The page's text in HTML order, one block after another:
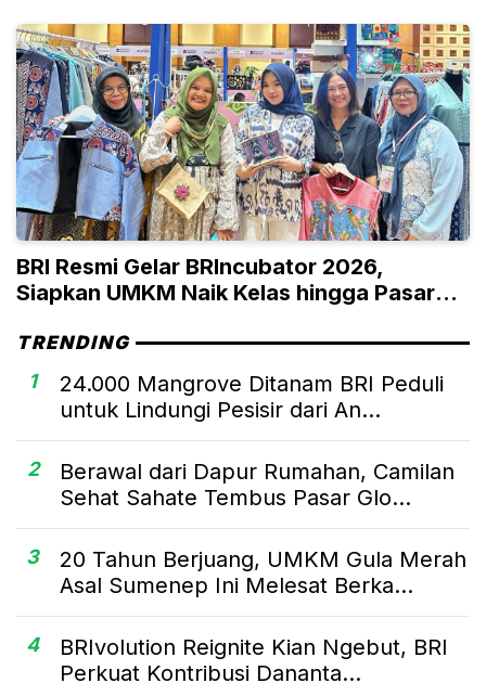
BRI Resmi Gelar BRIncubator 2026,
Siapkan UMKM Naik Kelas hingga Pasar
TRENDING
1
24.000 Mangrove Ditanam BRI Peduli
untuk Lindungi Pesisir dari An...
2
Berawal dari Dapur Rumahan, Camilan
Sehat Sahate Tembus Pasar Glo...
3
20 Tahun Berjuang, UMKM Gula Merah
Asal Sumenep Ini Melesat Berka...
4
BRIvolution Reignite Kian Ngebut, BRI
Perkuat Kontribusi Dananta...